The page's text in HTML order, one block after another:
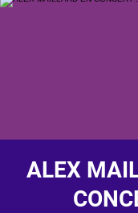
ALEX